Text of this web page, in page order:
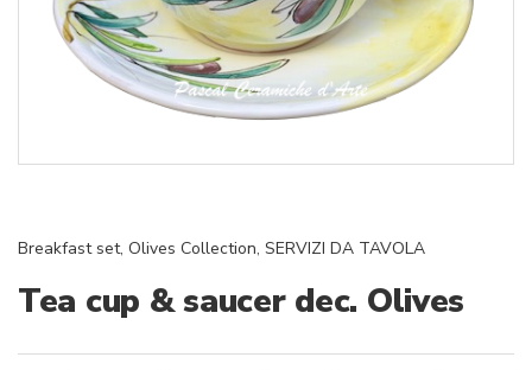
Breakfast set, Olives Collection, SERVIZI DA TAVOLA
Tea cup & saucer dec. Olives